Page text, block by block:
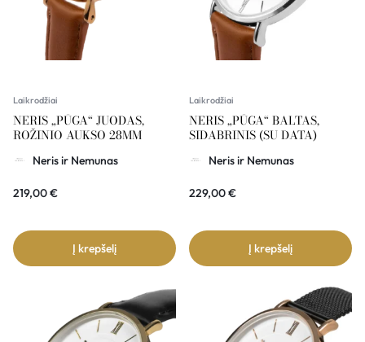
Laikrodžiai
NERIS „PŪGA“ JUODAS,
ROŽINIO AUKSO 28MM
Neris ir Nemunas
219,00€
Į krepšelį
Laikrodžiai
NERIS „PŪGA“ BALTAS,
SIDABRINIS (SU DATA)
Neris ir Nemunas
229,00€
Į krepšelį